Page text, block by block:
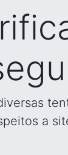
a